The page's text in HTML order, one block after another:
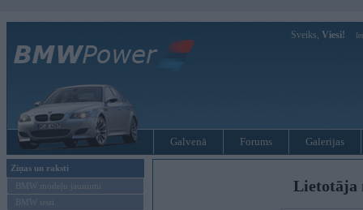
Sveiks, Viesi!
Galvenā Forums Galerijas
Ziņas un raksti
BMW modeļu jaunumi
BMW testi
Lietotāja